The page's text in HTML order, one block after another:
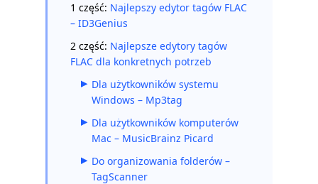
1 część: Najlepszy edytor tagów FLAC
– ID3Genius
2 część: Najlepsze edytory tagów
FLAC dla konkretnych potrzeb
Dla użytkowników systemu
Windows – Mp3tag
Dla użytkowników komputerów
Mac – MusicBrainz Picard
Do organizowania folderów –
TagScanner